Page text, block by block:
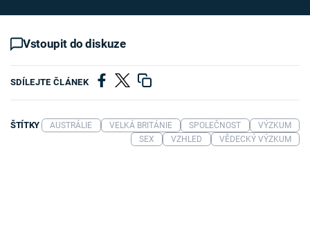
Vstoupit do diskuze
SDÍLEJTE ČLÁNEK
ŠTÍTKY AUSTRÁLIE VELKÁ BRITÁNIE SPOLEČNOST
VÝZKUM
SEX
VZHLED VĚDECKÝ VÝZKUM